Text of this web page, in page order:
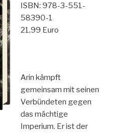
ISBN: 978-3-551-
58390-1
21,99 Euro
Arin kämpft
gemeinsam mit seinen
Verbündeten gegen
das mächtige
Imperium. Er ist der